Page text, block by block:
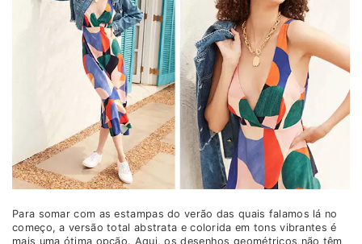
Para somar com as estampas do verão das quais falamos lá no
começo, a versão total abstrata e colorida em tons vibrantes é
mais uma ótima opção. Aqui, os desenhos geométricos não têm